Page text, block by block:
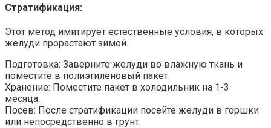
Стратификация:
Этот метод имитирует естественные условия, в которых
желуди прорастают зимой.
Подготовка: Заверните желуди во влажную ткань и
поместите в полиэтиленовый пакет.
Хранение: Поместите пакет в холодильник на 1-3
месяца.
Посев: После стратификации посейте желуди в горшки
или непосредственно в грунт.